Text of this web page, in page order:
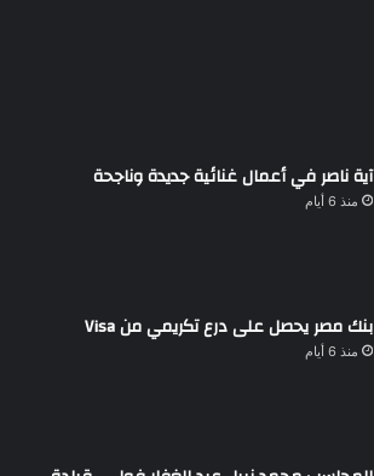
آية ناصر في أعمال غنائية جديدة وناجحة
منذ 6 أيام
بنك مصر يحصل على درع تكريمي من Visa
منذ 6 أيام